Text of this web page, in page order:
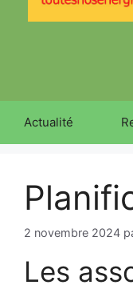
Actualité
2 novembre 2024
Les